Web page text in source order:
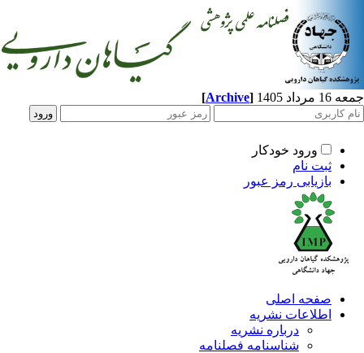
1405
[Archive]
ورود خودکار
ثبت نام
بازیابی رمز عبور
صفحه اصلی
اطلاعات نشریه
درباره نشریه
شناسنامه فصلنامه